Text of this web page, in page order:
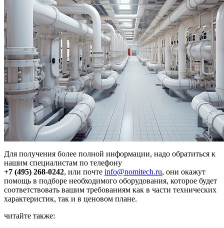
Для получения более полной информации, надо обратиться к
нашим специалистам по телефону
+7 (495) 268-0242, или почте info@nomitech.ru, они окажут
помощь в подборе необходимого оборудования, которое будет
соответствовать вашим требованиям как в части технических
характеристик, так и в ценовом плане.
читайте также: